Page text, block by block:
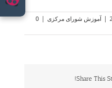
آموزش شورای مرکزی
0
Share This